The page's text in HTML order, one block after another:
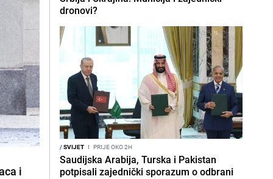
i
dronovi?
/SVIJET I PRIJE OKO 2H
Saudijska Arabija, Turska i Pakistan
potpisali zajednički sporazum o odbrani